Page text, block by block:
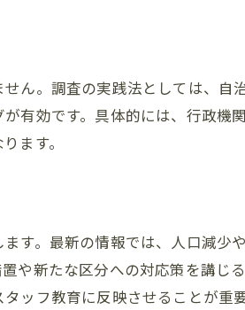
つ地域区分早見表の使い方
区分別報酬の違いと現場影響
携の地域区分一覧表活用例
区分は令和6年度改定でどう変わる
介護保険地域区分改定の要点
保険地域区分最新情報の関係
ん。調査の実践法としては、
有効です。具体的には、行政機
ます。
す。最新の情報では、人口減少
や新たな区分への対応策を講じ
ッフ教育に反映させることが重